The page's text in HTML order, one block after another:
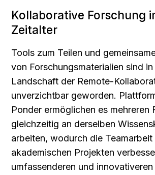
Kollaborative Forschung
Zeitalter
Tools zum Teilen und
von Forschungsmaterialien sind
Landschaft der Remote-
unverzichtbar geworden.
Ponder ermöglichen es mehreren
gleichzeitig an derselben
arbeiten, wodurch die Teamarbeit
akademischen Projekten
umfassenderen und innovativeren